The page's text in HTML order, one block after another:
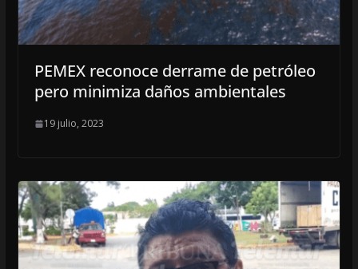
PEMEX reconoce derrame de petróleo
pero minimiza daños ambientales
19 julio, 2023